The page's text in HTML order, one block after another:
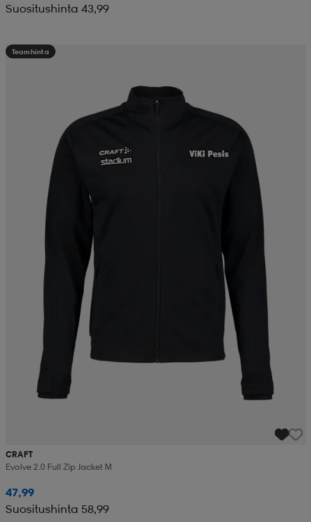
Suositushinta 43,99
Teamhinta
CRAFT
Evolve 2.0 Full Zip Jacket M
47,99
Suositushinta 58,99